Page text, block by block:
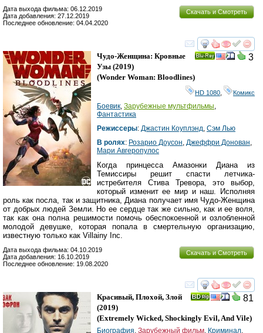
Скачать и Смотреть
Дата выхода фильма: 06.12.2019
Дата добавления: 27.12.2019
Последнее обновление: 04.04.2020
смотреть
3
Чудо-Женщина: Кровные
Узы (2019)
(Wonder Woman: Bloodlines)
HD 1080 Комикс
Боевик, Зарубежные мультфильмы,
Фантастика
Режиссеры: Джастин Коуплэнд, Сэм Лью
В ролях: Розарио Доусон, Джеффри Донован,
Мари Авгеропулос
Когда принцесса Амазонки Диана из
Темиссиры решит спасти летчика-
истребителя Стива Тревора, это выбор,
который изменит ее мир и наш. Исполняя
роль как посла, так и защитника, Диана получает имя Чудо-Женщина
от добрых людей Земли. Но ее сердце так же сильно, как и ее воля,
так как она полна решимости помочь обеспокоенной и озлобленной
молодой девушке, которая попала в смертельную организацию,
известную только как Villainy Inc.
Скачать и Смотреть
Дата выхода фильма: 04.10.2019
Дата добавления: 16.10.2019
Последнее обновление: 19.08.2020
смотреть
81
Красивый, Плохой, Злой
(2019)
(Extremely Wicked, Shockingly Evil, And Vile)
Биография Зарубежный фильм Криминал